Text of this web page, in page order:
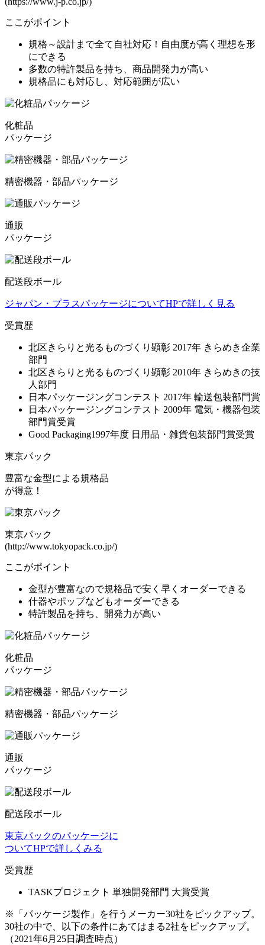
ここがポイント
規格～設計まで全て自社対応！自由度が高く理想を形
にできる
多数の特許製品を持ち、商品開発力が高い
規格品にも対応し、対応範囲が広い
化粧品
パッケージ
精密機器・部品パッケージ
通販
パッケージ
配送段ボール
ジャパン・プラスパッケージについてHPで詳しく見る
受賞歴
北区きらりと光るものづくり顕彰 2017年 きらめき企業
部門
北区きらりと光るものづくり顕彰 2010年 きらめきの技
人部門
日本パッケージングコンテスト 2017年 輸送包装部門賞
日本パッケージングコンテスト 2009年 電気・機器包装
部門賞受賞
Good Packaging1997年度 日用品・雑貨包装部門賞受賞
東京パック
豊富な金型による規格品
が得意！
東京パック
(http://www.tokyopack.co.jp/)
ここがポイント
金型が豊富なので規格品で安く早くオーダーできる
什器やポップなどもオーダーできる
特許製品を持ち、開発力が高い
化粧品
パッケージ
精密機器・部品パッケージ
通販
パッケージ
配送段ボール
東京パックのパッケージに
ついてHPで詳しくみる
受賞歴
TASKプロジェクト 単独開発部門 大賞受賞
※「パッケージ製作」を行うメーカー30社をピックアップ。
30社の中で、以下の条件にあてはまる2社をピックアップ。
（2021年6月25日調査時点）